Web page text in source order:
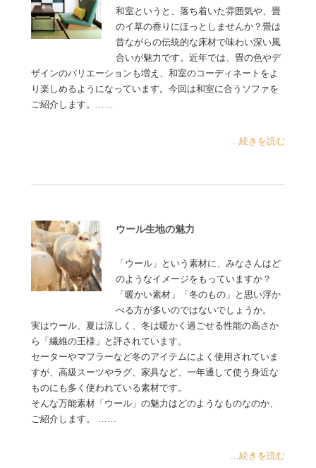
和室というと、落ち着いた雰囲気や、畳
のイ草の香りにほっとしませんか？畳は
昔ながらの伝統的な床材で味わい深い風
合いが魅力です。近年では、畳の色やデ
ザインのバリエーションも増え、和室のコーディネートをよ
り楽しめるようになっています。今回は和室に合うソファを
ご紹介します。……
...続きを読む
ウール生地の魅力
「ウール」という素材に、みなさんはど
のようなイメージをもっていますか？
「暖かい素材」「冬のもの」と思い浮か
べる方が多いのではないでしょうか。
実はウール、夏は涼しく、冬は暖かく過ごせる性能の高さか
ら「繊維の王様」と評されています。
セーターやマフラーなど冬のアイテムによく使用されていま
すが、高級スーツやラグ、家具など、一年通して使う身近な
ものにも多く使われている素材です。
そんな万能素材「ウール」の魅力はどのようなものなのか、
ご紹介します。 ……
...続きを読む